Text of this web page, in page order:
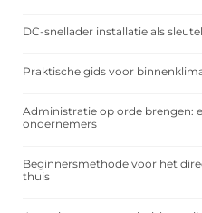
DC-snellader installatie als
Praktische gids voor
Administratie op orde brengen:
ondernemers
Beginnersmethode voor het
thuis